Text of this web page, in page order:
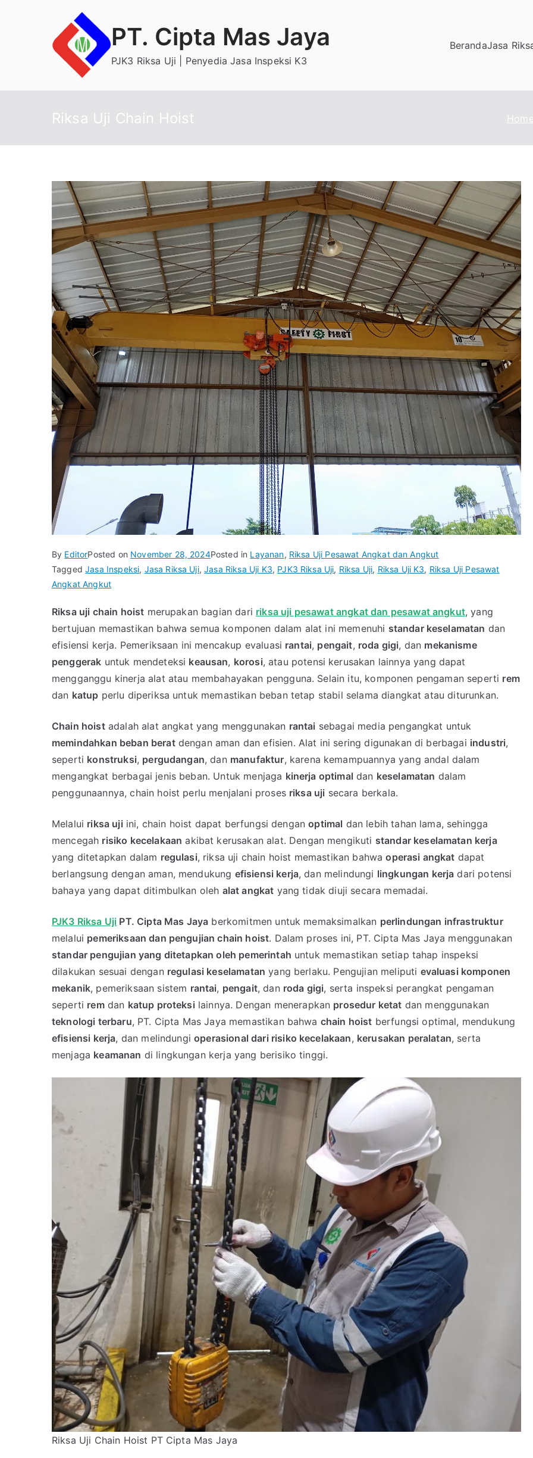
PT. Cipta Mas Jaya
PJK3 Riksa Uji | Penyedia Jasa Inspeksi K3
BerandaJasa
Riksa Uji Chain Hoist Home
By EditorPosted on November 28, 2024Posted in Layanan, Riksa Uji Pesawat Angkat dan Angkut
TaggedJasa Inspeksi, Jasa Riksa Uji,Jasa Riksa Uji K3, PJK3 Riksa Uji, Riksa Uji, Riksa Uji K3, Riksa Uji Pesawat
Angkat Angkut
Riksa uji chain hoist merupakan bagian dari riksa uji pesawat angkat dan pesawat angkut, yang
bertujuan memastikan bahwa semua komponen dalam alat ini memenuhi standar keselamatan dan
efisiensi kerja. Pemeriksaan ini mencakup evaluasi rantai, pengait, roda gigi, dan mekanisme
penggerak untuk mendeteksi keausan, korosi, atau potensi kerusakan lainnya yang dapat
mengganggu kinerja alat atau membahayakan pengguna. Selain itu, komponen pengaman seperti rem
dan katup perlu diperiksa untuk memastikan beban tetap stabil selama diangkat atau diturunkan.
Chain hoistadalah alat angkat yang menggunakan rantai sebagai media pengangkat untuk
memindahkan beban beratdengan aman dan efisien. Alat ini sering digunakan di berbagai industri,
seperti konstruksi, pergudangan, dan manufaktur, karena kemampuannya yang andal dalam
mengangkat berbagai jenis beban. Untuk menjaga kinerja optimal dan keselamatan dalam
penggunaannya, chain hoist perlu menjalani proses riksa uji secara berkala.
Melalui riksa uji ini, chain hoist dapat berfungsi denganoptimal dan lebih tahan lama, sehingga
mencegah risiko kecelakaan akibat kerusakan alat. Dengan mengikuti standar keselamatan kerja
yang ditetapkan dalam regulasi, riksa uji chain hoist memastikan bahwaoperasi angkat dapat
berlangsung dengan aman, mendukung efisiensi kerja, dan melindungi lingkungan kerja dari potensi
bahaya yang dapat ditimbulkan oleh alat angkat yang tidak diuji secara memadai.
PJK3 Riksa Uji PT. Cipta Mas Jaya berkomitmen untuk memaksimalkan perlindungan infrastruktur
melalui pemeriksaan dan pengujian chain hoist. Dalam proses ini, PT. Cipta Mas Jaya menggunakan
standar pengujian yang ditetapkan oleh pemerintah untuk memastikan setiap tahap inspeksi
dilakukan sesuai dengan regulasi keselamatan yang berlaku. Pengujian meliputi evaluasi komponen
mekanik, pemeriksaan sistem rantai, pengait, dan roda gigi, serta inspeksi perangkat pengaman
seperti remdan katup proteksi lainnya. Dengan menerapkan prosedur ketat dan menggunakan
teknologi terbaru, PT. Cipta Mas Jaya memastikan bahwa chain hoist berfungsi optimal, mendukung
efisiensi kerja, dan melindungioperasional dari risiko kecelakaan, kerusakan peralatan, serta
menjaga keamanan di lingkungan kerja yang berisiko tinggi.
Riksa Uji Chain Hoist PT Cipta Mas Jaya